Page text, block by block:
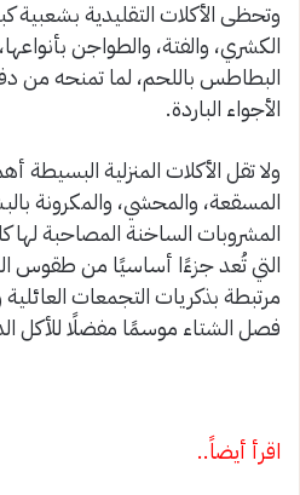
وتحظى الأكلات التقليدية بشعبية
الكشري، والفتة، والطواجن
البطاطس باللحم، لما تمنحه من
الأجواء الباردة.
ولا تقل الأكلات المنزلية البسيطة
المسقعة، والمحشي، والمكرونة
المشروبات الساخنة المصاحبة لها
التي تُعد جزءًا أساسيًا من طقوس
مرتبطة بذكريات التجمعات
فصل الشتاء موسمًا مفضلًا للأكل
اقرأ أيضاً..